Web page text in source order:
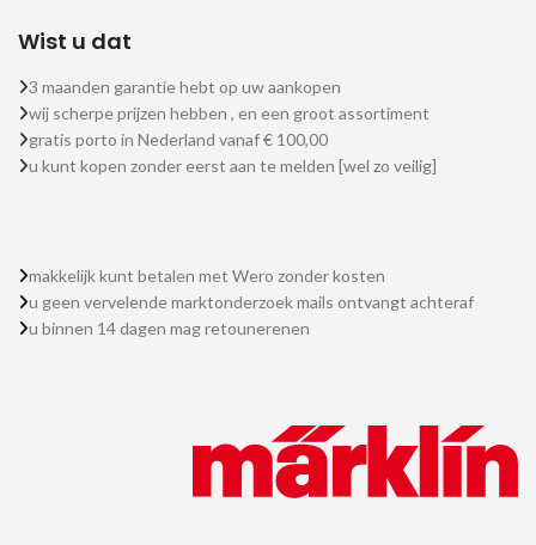
Wist u dat
3 maanden garantie hebt op uw aankopen
wij scherpe prijzen hebben , en een groot assortiment
gratis porto in Nederland vanaf € 100,00
u kunt kopen zonder eerst aan te melden [wel zo veilig]
makkelijk kunt betalen met Wero zonder kosten
u geen vervelende marktonderzoek mails ontvangt achteraf
u binnen 14 dagen mag retounerenen